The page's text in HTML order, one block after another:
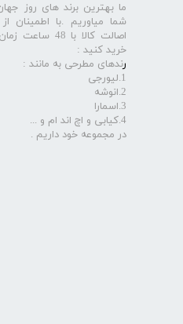
ما بهترین برند های روز
شما میاوریم .با اطمینان
اصالت کالا با
خرید کنید :
رندهای مطرحی به مانند :
1.لیورجی
2.انوشه
3.اسمارا
4.کیابی و اچ اند ام و ...
در مجموعه خود داریم .​​​​​​​